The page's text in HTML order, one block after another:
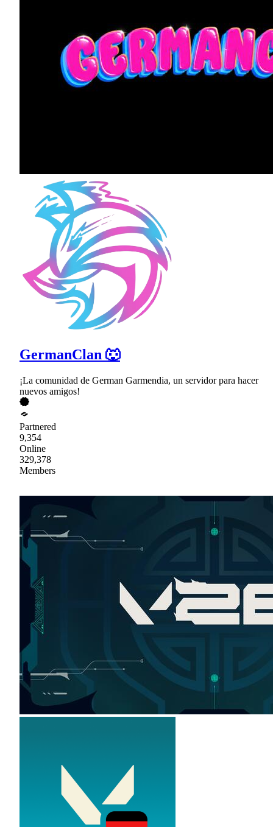
GermanClan 🐺
¡La comunidad de German Garmendia, un servidor para hacer
nuevos amigos!
Partnered
9,354
Online
329,378
Members